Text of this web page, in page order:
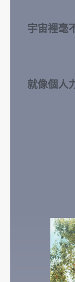
宇宙裡毫
就像個人